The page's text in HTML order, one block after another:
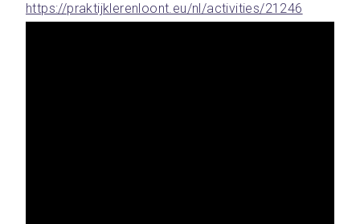
https://praktijklerenloont.eu/nl/activities/21246